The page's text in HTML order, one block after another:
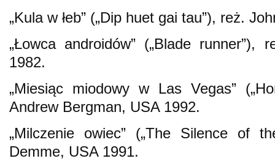
„Kula w łeb” („Dip huet gai tau”), reż.
„Łowca androidów” („Blade runner”),
1982.
„Miesiąc miodowy w Las Vegas”
Andrew Bergman, USA 1992.
„Milczenie owiec” („The Silence of
Demme, USA 1991.